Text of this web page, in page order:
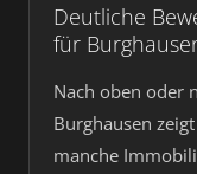
Deutliche
für
Nach oben oder
Burghausen
manche